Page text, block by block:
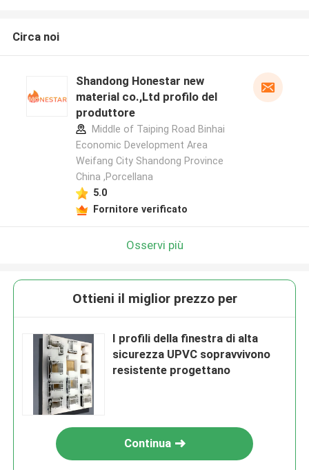
Circa noi
Shandong Honestar new
material co.,Ltd profilo del
produttore
Middle of Taiping Road Binhai
Economic Development Area
Weifang City Shandong Province
China ,Porcellana
5.0
Fornitore verificato
Osservi più
Ottieni il miglior prezzo per
I profili della finestra di alta
sicurezza UPVC sopravvivono
resistente progettano
Continua